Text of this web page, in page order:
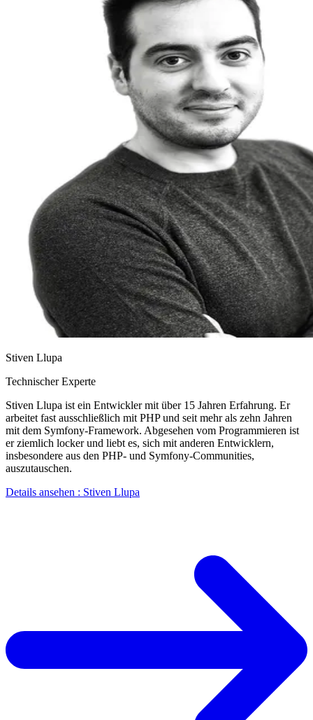
Stiven Llupa
Technischer Experte
Stiven Llupa ist ein Entwickler mit über 15 Jahren Erfahrung. Er
arbeitet fast ausschließlich mit PHP und seit mehr als zehn Jahren
mit dem Symfony-Framework. Abgesehen vom Programmieren ist
er ziemlich locker und liebt es, sich mit anderen Entwicklern,
insbesondere aus den PHP- und Symfony-Communities,
auszutauschen.
Details ansehen : Stiven Llupa